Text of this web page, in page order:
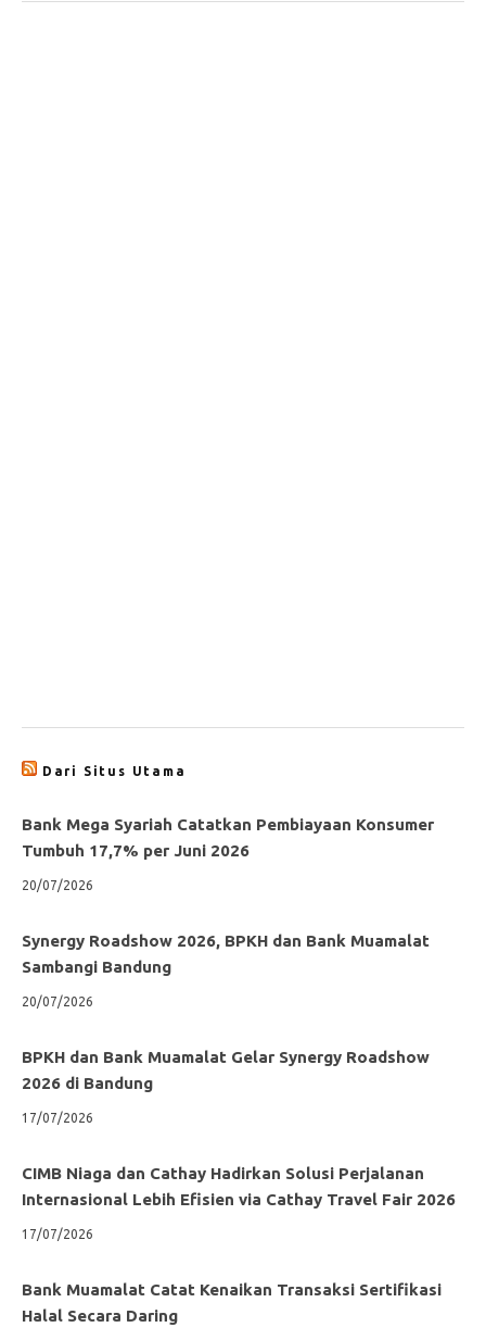
Dari Situs Utama
Bank Mega Syariah Catatkan Pembiayaan Konsumer
Tumbuh 17,7% per Juni 2026
20/07/2026
Synergy Roadshow 2026, BPKH dan Bank Muamalat
Sambangi Bandung
20/07/2026
BPKH dan Bank Muamalat Gelar Synergy Roadshow
2026 di Bandung
17/07/2026
CIMB Niaga dan Cathay Hadirkan Solusi Perjalanan
Internasional Lebih Efisien via Cathay Travel Fair 2026
17/07/2026
Bank Muamalat Catat Kenaikan Transaksi Sertifikasi
Halal Secara Daring